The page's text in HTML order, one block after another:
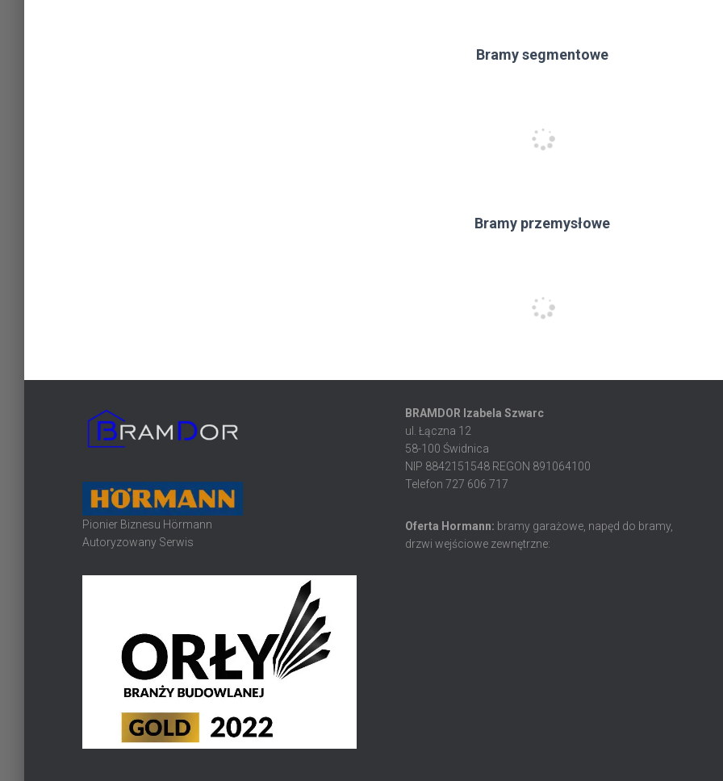
Bramy segmentowe
Bramy przemysłowe
Pionier Biznesu Hörmann
Autoryzowany Serwis
BRAMDOR Izabela Szwarc
ul. Łączna 12
58-100 Świdnica
NIP 8842151548 REGON 891064100
Telefon 727 606 717
Oferta Hormann: bramy garażowe, napęd do bramy,
drzwi wejściowe zewnętrzne: